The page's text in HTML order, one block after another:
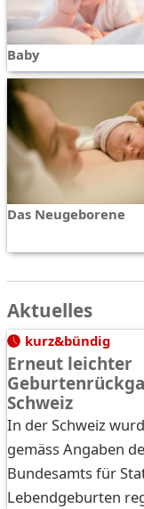
Baby
Das Neugeborene
Aktuelles
kurz&bündig
Erneut leichter
Schweiz
In der Schweiz
gemäss Angaben
Bundesamts für
Lebendgeburten